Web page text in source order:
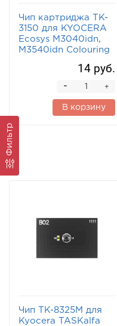
Фильтр
Чип картриджа TK-
3150 для KYOCERA
Ecosys M3040idn,
M3540idn Colouring
14 руб.
+
-
В корзину
Чип TK-8325M для
Kyocera TASKalfa